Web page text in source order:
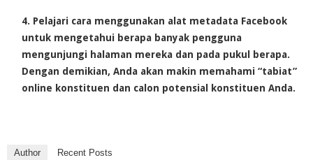
Pelajari cara menggunakan alat metadata Facebook
untuk mengetahui berapa banyak pengguna
mengunjungi halaman mereka dan pada pukul berapa.
Dengan demikian, Anda akan makin memahami “tabiat”
online konstituen dan calon potensial konstituen Anda.
Author Recent Posts